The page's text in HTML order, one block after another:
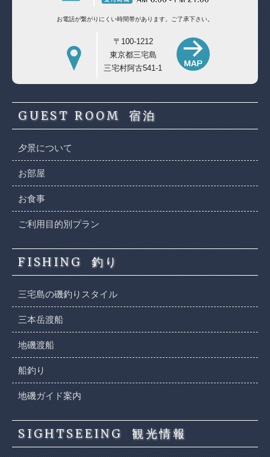
お電話が繋がりにくい時間帯があります。 ご了承下さい。
〒100-1212
東京都三宅島
三宅村阿古541-1
GUEST ROOM 宿泊
夕景について
お部屋
お食事
ご利用目的別プラン
FISHING 釣り
三宅島の磯釣りスタイル
三本岳渡船
地磯渡船
船釣り
地磯ガイド案内
SIGHTSEEING 観光情報